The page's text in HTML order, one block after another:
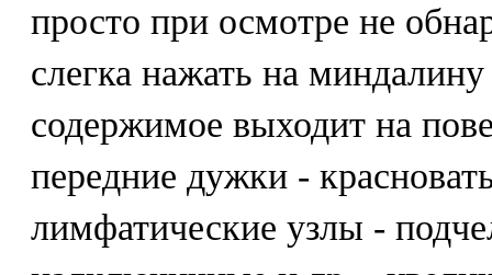
просто при осмотре не
слегка нажать на
содержимое выходит на
передние дужки -
лимфатические узлы -